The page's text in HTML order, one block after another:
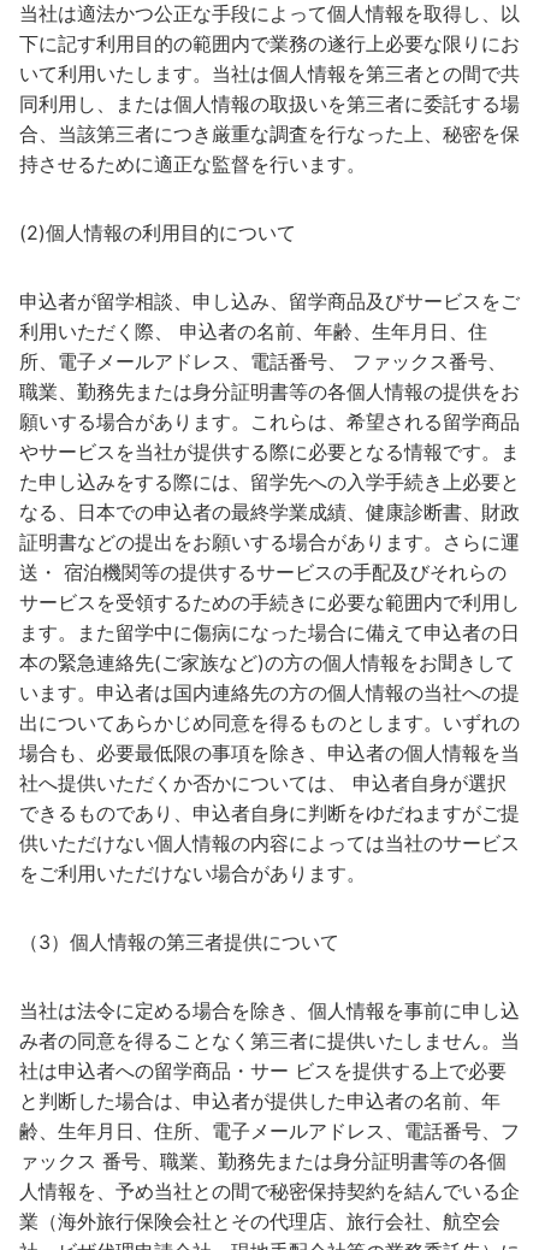
当社は適法かつ公正な手段によって個人情報を取得し、以
下に記す利用目的の範囲内で業務の遂行上必要な限りにお
いて利用いたします。当社は個人情報を第三者との間で共
同利用し、または個人情報の取扱いを第三者に委託する場
合、当該第三者につき厳重な調査を行なった上、秘密を保
持させるために適正な監督を行います。
(2)個人情報の利用目的について
申込者が留学相談、申し込み、留学商品及びサービスをご
利用いただく際、 申込者の名前、年齢、生年月日、住
所、電子メールアドレス、電話番号、 ファックス番号、
職業、勤務先または身分証明書等の各個人情報の提供をお
願いする場合があります。これらは、希望される留学商品
やサービスを当社が提供する際に必要となる情報です。ま
た申し込みをする際には、留学先への入学手続き上必要と
なる、日本での申込者の最終学業成績、健康診断書、財政
証明書などの提出をお願いする場合があります。さらに運
送・ 宿泊機関等の提供するサービスの手配及びそれらの
サービスを受領するための手続きに必要な範囲内で利用し
ます。また留学中に傷病になった場合に備えて申込者の日
本の緊急連絡先(ご家族など)の方の個人情報をお聞きして
います。申込者は国内連絡先の方の個人情報の当社への提
出についてあらかじめ同意を得るものとします。いずれの
場合も、必要最低限の事項を除き、申込者の個人情報を当
社へ提供いただくか否かについては、 申込者自身が選択
できるものであり、申込者自身に判断をゆだねますがご提
供いただけない個人情報の内容によっては当社のサービス
をご利用いただけない場合があります。
（3）個人情報の第三者提供について
当社は法令に定める場合を除き、個人情報を事前に申し込
み者の同意を得ることなく第三者に提供いたしません。当
社は申込者への留学商品・サー ビスを提供する上で必要
と判断した場合は、申込者が提供した申込者の名前、年
齢、生年月日、住所、電子メールアドレス、電話番号、フ
ァックス 番号、職業、勤務先または身分証明書等の各個
人情報を、予め当社との間で秘密保持契約を結んでいる企
業（海外旅行保険会社とその代理店、旅行会社、航空会